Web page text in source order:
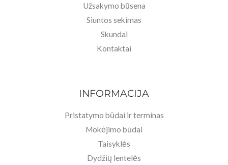
Užsakymo būsena
Siuntos sekimas
Skundai
Kontaktai
INFORMACIJA
Pristatymo būdai ir terminas
Mokėjimo būdai
Taisyklės
Dydžių lentelės